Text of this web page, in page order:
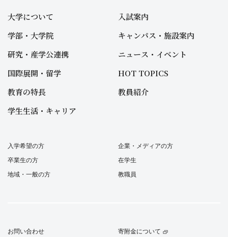
大学について
学部・大学院
研究・産学公連携
国際展開・留学
教育の特長
学生生活・キャリア
入試案内
キャンパス・施設案内
ニュース・イベント
HOT TOPICS
教員紹介
入学希望の方
卒業生の方
地域・一般の方
企業・メディアの方
在学生
教職員
お問い合わせ 寄附金について